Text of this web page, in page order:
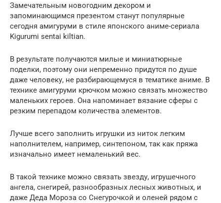
Замечательным новогодним декором и
запоминающимся презентом станут популярные
сегодня амигуруми в стиле японского аниме-сериала
Kigurumi sentai kiltian.
В результате получаются милые и миниатюрные
поделки, поэтому они непременно придутся по душе
даже человеку, не разбирающемуся в тематике аниме. В
технике амигуруми крючком можно связать множество
маленьких героев. Она напоминает вязание сферы с
резким перепадом количества элементов.
Лучше всего заполнить игрушки из ниток легким
наполнителем, например, синтепоном, так как пряжа
изначально имеет немаленький вес.
В такой технике можно связать звезду, игрушечного
ангела, снегирей, разнообразных лесных животных, и
даже Деда Мороза со Снегурочкой и оленей рядом с